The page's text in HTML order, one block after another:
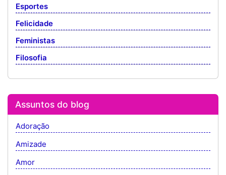
Esportes
Felicidade
Feministas
Filosofia
Assuntos do blog
Adoração
Amizade
Amor